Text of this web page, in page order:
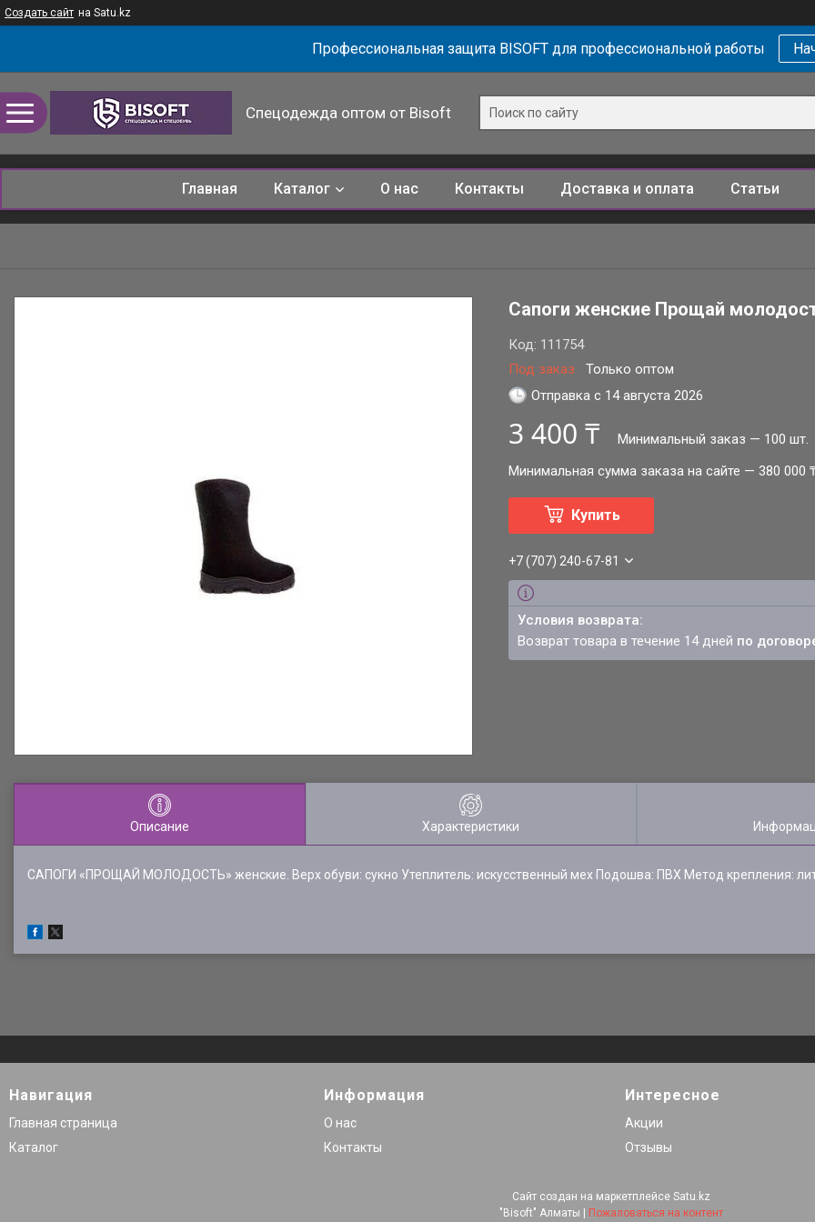
Создать сайт на Satu.kz
Профессиональная защита BISOFT для профессиональной работы
Спецодежда оптом от Bisoft
Главная Каталог О нас Контакты Доставка и оплата Статьи
Сапоги женские Прощай
Под заказ Только оптом
Код: 111754
Отправка с 14 августа 2026
3 400 ₸
Минимальный заказ — 100 шт.
Минимальная сумма заказа на сайте — 380 000
Купить
+7 (707) 240-67-81
возврат товара в течение 14 дней по
Описание Характеристики
САПОГИ «ПРОЩАЙ МОЛОДОСТЬ» женские. Верх обуви: сукно Утеплитель: искусственный мех Подошва: ПВХ Метод крепления:
Навигация
Главная страница
Каталог
Информация
О нас
Контакты
Интересное
Акции
Отзывы
Сайт создан на маркетплейсе Satu.kz
Пожаловаться на контент